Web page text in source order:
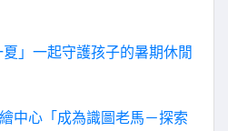
夏」一起守護孩子的暑期休閒
中心「成為識圖老馬－探索